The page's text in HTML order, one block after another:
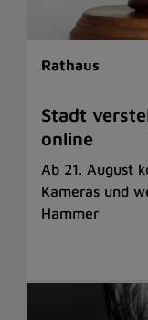
Rathaus
Stadt
online
Ab 21. August
Kameras und
Hammer